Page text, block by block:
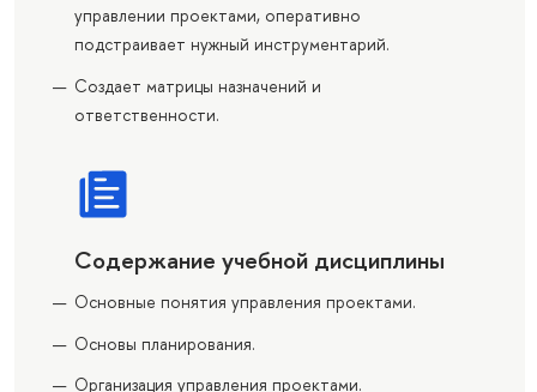
управлении проектами, оперативно
подстраивает нужный инструментарий.
Создает матрицы назначений и
ответственности.
Содержание учебной дисциплины
Основные понятия управления проектами.
Основы планирования.
Организация управления проектами.